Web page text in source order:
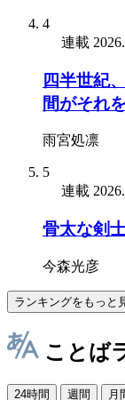
4
連載
四半世紀
間がそれ
雨宮処凛
5
連載
骨太な剣
今森光彦
ランキングをもっと
ことば
24時間 週間 月